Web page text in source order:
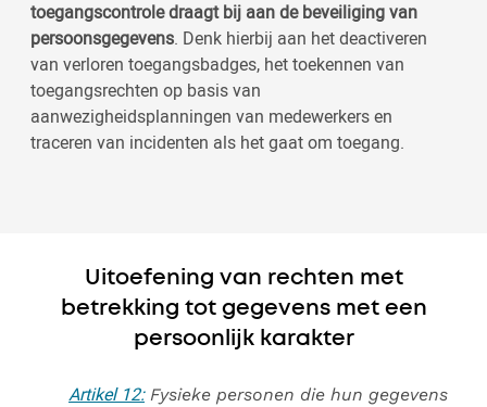
toegangscontrole draagt bij aan de beveiliging van
persoonsgegevens. Denk hierbij aan het deactiveren
van verloren toegangsbadges, het toekennen van
toegangsrechten op basis van
aanwezigheidsplanningen van medewerkers en
traceren van incidenten als het gaat om toegang.
Uitoefening van rechten met
betrekking tot gegevens met een
persoonlijk karakter
Artikel 12:Fysieke personen die hun gegevens